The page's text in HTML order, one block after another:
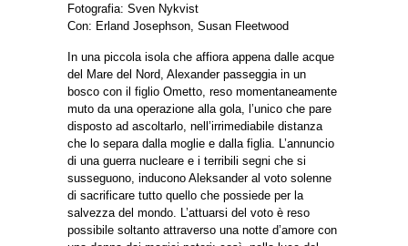
Fotografia: Sven Nykvist
Con: Erland Josephson, Susan Fleetwood
In una piccola isola che affiora appena dalle acque
del Mare del Nord, Alexander passeggia in un
bosco con il figlio Ometto, reso momentaneamente
muto da una operazione alla gola, l’unico che pare
disposto ad ascoltarlo, nell’irrimediabile distanza
che lo separa dalla moglie e dalla figlia. L’annuncio
di una guerra nucleare e i terribili segni che si
susseguono, inducono Aleksander al voto solenne
di sacrificare tutto quello che possiede per la
salvezza del mondo. L’attuarsi del voto è reso
possibile soltanto attraverso una notte d’amore con